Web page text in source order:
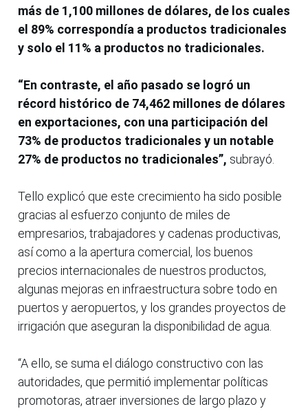
más de 1,100 millones de dólares, de los cuales
el 89% correspondía a productos tradicionales
y solo el 11% a productos no tradicionales.
“En contraste, el año pasado se logró un
récord histórico de 74,462 millones de dólares
en exportaciones, con una participación del
73% de productos tradicionales y un notable
27% de productos no tradicionales”, subrayó.
Tello explicó que este crecimiento ha sido posible
gracias al esfuerzo conjunto de miles de
empresarios, trabajadores y cadenas productivas,
así como a la apertura comercial, los buenos
precios internacionales de nuestros productos,
algunas mejoras en infraestructura sobre todo en
puertos y aeropuertos, y los grandes proyectos de
irrigación que aseguran la disponibilidad de agua.
“A ello, se suma el diálogo constructivo con las
autoridades, que permitió implementar políticas
promotoras, atraer inversiones de largo plazo y